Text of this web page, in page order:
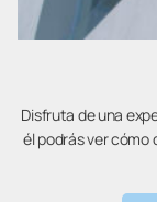
Disfruta de una
él podrás ver